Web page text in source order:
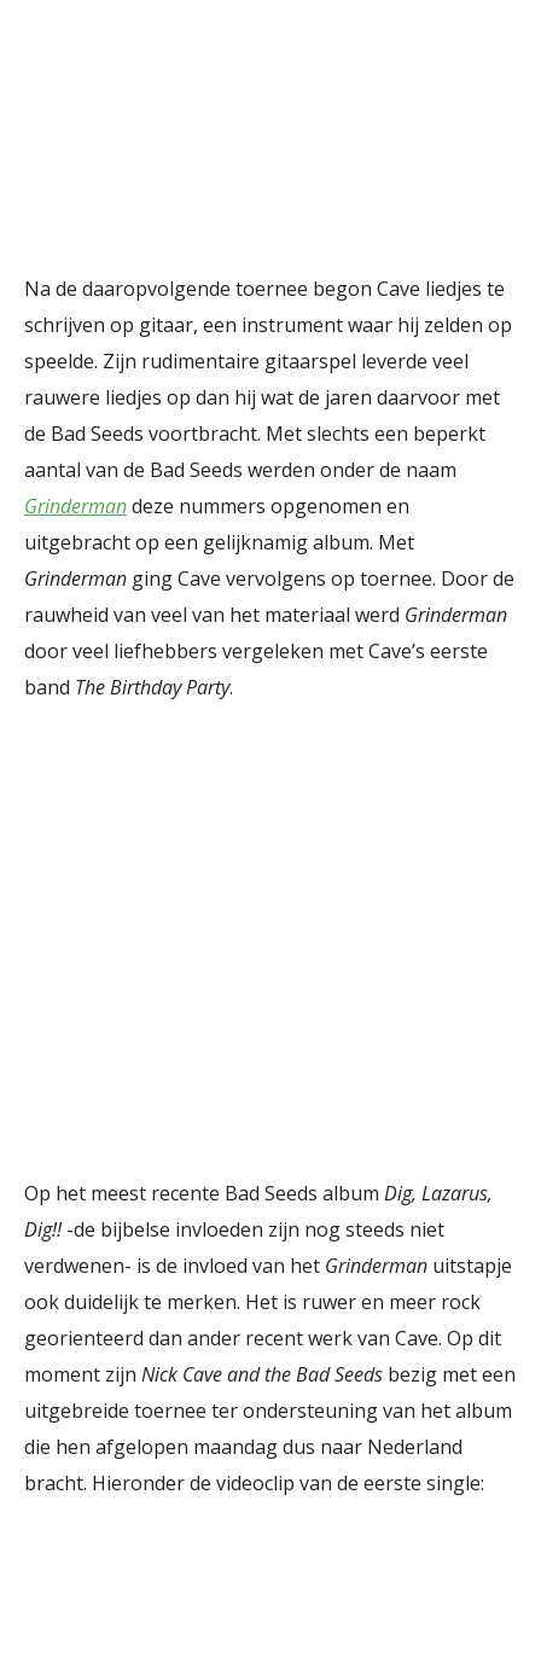
Na de daaropvolgende toernee begon Cave liedjes te
schrijven op gitaar, een instrument waar hij zelden op
speelde. Zijn rudimentaire gitaarspel leverde veel
rauwere liedjes op dan hij wat de jaren daarvoor met
de Bad Seeds voortbracht. Met slechts een beperkt
aantal van de Bad Seeds werden onder de naam
Grindermandeze nummers opgenomen en
uitgebracht op een gelijknamig album. Met
Grinderman ging Cave vervolgens op toernee. Door de
rauwheid van veel van het materiaal werd Grinderman
door veel liefhebbers vergeleken met Cave’s eerste
band The Birthday Party.
Op het meest recente Bad Seeds album Dig, Lazarus,
Dig!!-de bijbelse invloeden zijn nog steeds niet
verdwenen- is de invloed van het Grinderman uitstapje
ook duidelijk te merken. Het is ruwer en meer rock
georienteerd dan ander recent werk van Cave. Op dit
moment zijn Nick Cave and the Bad Seeds bezig met een
uitgebreide toernee ter ondersteuning van het album
die hen afgelopen maandag dus naar Nederland
bracht. Hieronder de videoclip van de eerste single: